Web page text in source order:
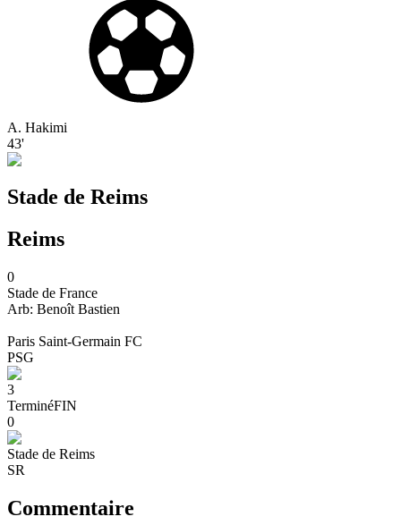
A. Hakimi
43'
Stade de Reims
Reims
0
Stade de France
Arb: Benoît Bastien
Paris Saint-Germain FC
PSG
3
TerminéFIN
0
Stade de Reims
SR
Commentaire